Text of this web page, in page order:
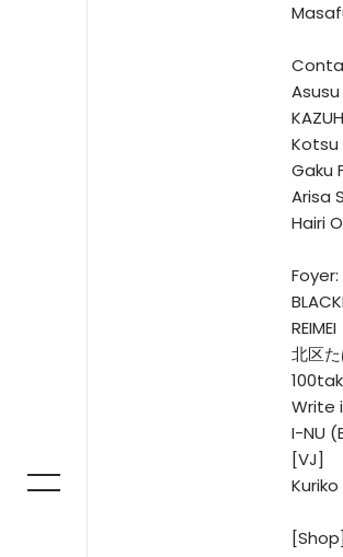
Kotsu
Gaku
Arisa
Hairi
REIMEI
北区
Write
I-NU
[VJ]
Kuriko
[Shop]